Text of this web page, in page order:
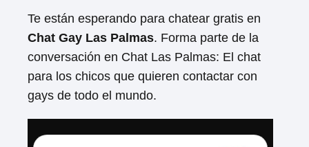
Te están esperando para chatear gratis en
Chat Gay Las Palmas. Forma parte de la
conversación en Chat Las Palmas: El chat
para los chicos que quieren contactar con
gays de todo el mundo.